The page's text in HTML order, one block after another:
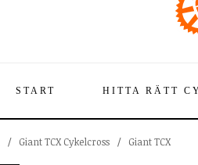
START HITTA RÄTT
/ Giant TCX Cykelcross / Giant TCX